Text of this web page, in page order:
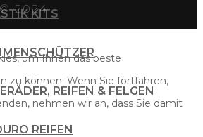
KITS
RÄDER, REIFEN & FELGEN
REIFEN
2024
um Ihnen das beste
zu können. Wenn Sie fortfahren,
nehmen wir an, dass Sie damit